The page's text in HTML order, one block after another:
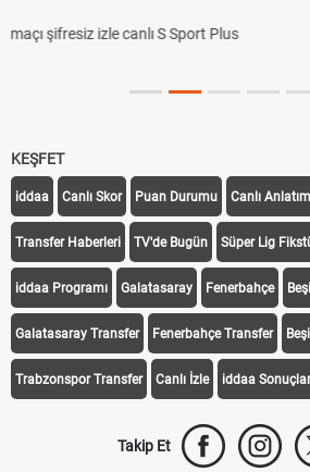
Transfer Haberleri TV'de Bugün Süper Lig
iddaa Programı Galatasaray Fenerbahçe
Galatasaray Transfer Fenerbahçe Transfer
Trabzonspor Transfer Canlı İzle iddaa
Takip Et